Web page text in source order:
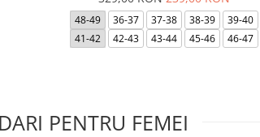
48-49 36-37 37-38 38-39
39-40
41-42
42-43 43-44 45-46 46-47
PENTRU FEMEI